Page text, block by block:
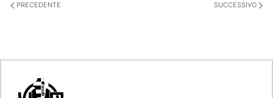
PRECEDENTE SUCCESSIVO